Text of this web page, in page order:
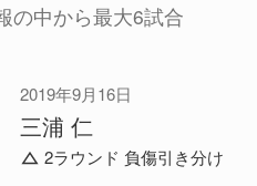
の中から最大6試合
2019年9月16日
三浦 仁
2ラウンド 負傷引き分け